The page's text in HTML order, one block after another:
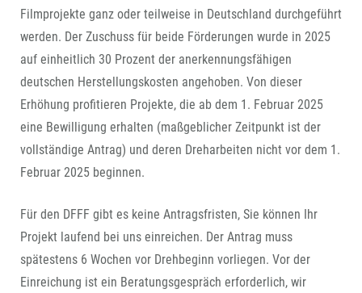
Filmprojekte ganz oder teilweise in Deutschland durchgeführt
werden. Der Zuschuss für beide Förderungen wurde in 2025
auf einheitlich 30 Prozent der anerkennungsfähigen
deutschen Herstellungskosten angehoben. Von dieser
Erhöhung profitieren Projekte, die ab dem 1. Februar 2025
eine Bewilligung erhalten (maßgeblicher Zeitpunkt ist der
vollständige Antrag) und deren Dreharbeiten nicht vor dem 1.
Februar 2025 beginnen.
Für den DFFF gibt es keine Antragsfristen, Sie können Ihr
Projekt laufend bei uns einreichen. Der Antrag muss
spätestens 6 Wochen vor Drehbeginn vorliegen. Vor der
Einreichung ist ein Beratungsgespräch erforderlich, wir